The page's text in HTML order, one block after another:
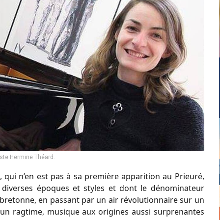
Hermine Théard.
n’en est pas à sa première apparition au Prieuré,
époques et styles et dont le dénominateur
en passant par un air révolutionnaire sur un
ragtime, musique aux origines aussi surprenantes